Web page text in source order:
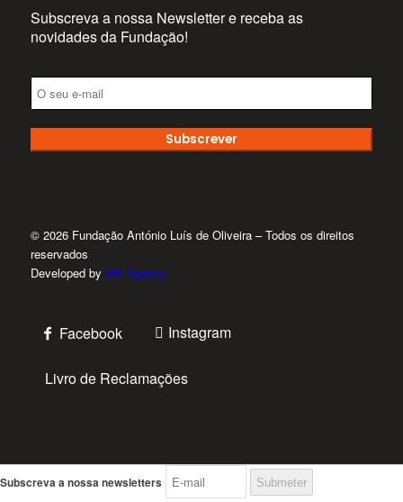
Subscreva a nossa Newsletter e receba as
novidades da Fundação!
Subscrever
© 2026 Fundação António Luís de Oliveira – Todos os direitos
reservados
Developed by WA Agency
Facebook Instagram
Livro de Reclamações
Subscreva a nossa newsletters